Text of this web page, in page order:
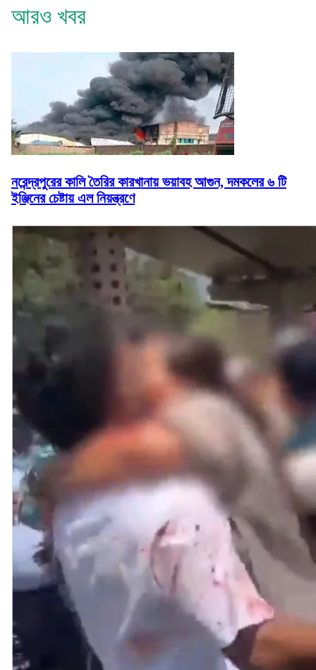
আরও খবর
নরেন্দ্রপুরের কালি তৈরির কারখানায় ভয়াবহ আগুন, দমকলের ৬ টি
ইঞ্জিনের চেষ্টায় এল নিয়ন্ত্রণে